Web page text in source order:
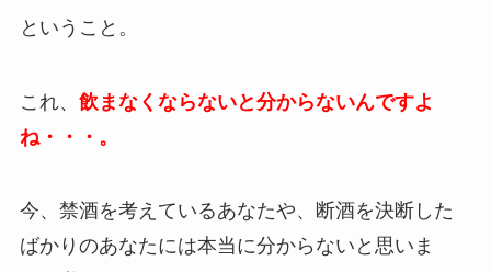
ということ。
これ、 飲まなくならないと分からないんですよ
ね・・・。
今、禁酒を考えているあなたや、断酒を決断した
ばかりのあなたには本当に分からないと思いま